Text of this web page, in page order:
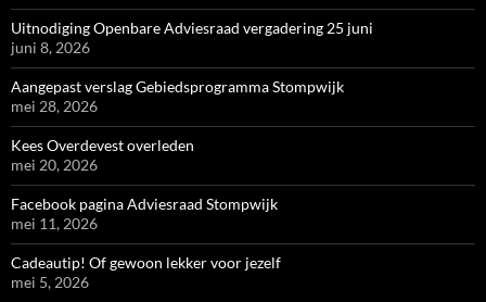
Uitnodiging Openbare Adviesraad vergadering 25 juni
juni 8, 2026
Aangepast verslag Gebiedsprogramma Stompwijk
mei 28, 2026
Kees Overdevest overleden
mei 20, 2026
Facebook pagina Adviesraad Stompwijk
mei 11, 2026
Cadeautip! Of gewoon lekker voor jezelf
mei 5, 2026